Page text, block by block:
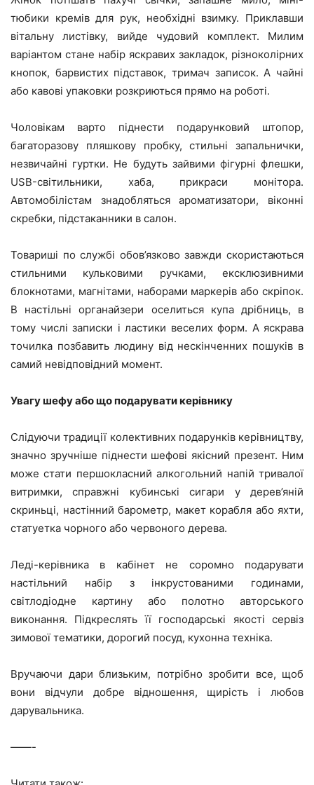
тюбики кремів для рук, необхідні взимку. Приклавши
вітальну листівку, вийде чудовий комплект. Милим
варіантом стане набір яскравих закладок, різноколірних
кнопок, барвистих підставок, тримач записок. А чайні
або кавові упаковки розкриються прямо на роботі.
Чоловікам варто піднести подарунковий штопор,
багаторазову пляшкову пробку, стильні запальнички,
незвичайні гуртки. Не будуть зайвими фігурні флешки,
USB-світильники, хаба, прикраси монітора.
Автомобілістам знадобляться ароматизатори, віконні
скребки, підстаканники в салон.
Товариші по службі обов’язково завжди скористаються
стильними кульковими ручками, ексклюзивними
блокнотами, магнітами, наборами маркерів або скріпок.
В настільні органайзери оселиться купа дрібниць, в
тому числі записки і ластики веселих форм. А яскрава
точилка позбавить людину від нескінченних пошуків в
самий невідповідний момент.
Увагу шефу або що подарувати керівнику
Слідуючи традиції колективних подарунків керівництву,
значно зручніше піднести шефові якісний презент. Ним
може стати першокласний алкогольний напій тривалої
витримки, справжні кубинські сигари у дерев’яній
скриньці, настінний барометр, макет корабля або яхти,
статуетка чорного або червоного дерева.
Леді-керівника в кабінет не соромно подарувати
настільний набір з інкрустованими годинами,
світлодіодне картину або полотно авторського
виконання. Підкреслять її господарські якості сервіз
зимової тематики, дорогий посуд, кухонна техніка.
Вручаючи дари близьким, потрібно зробити все, щоб
вони відчули добре відношення, щирість і любов
дарувальника.
——-